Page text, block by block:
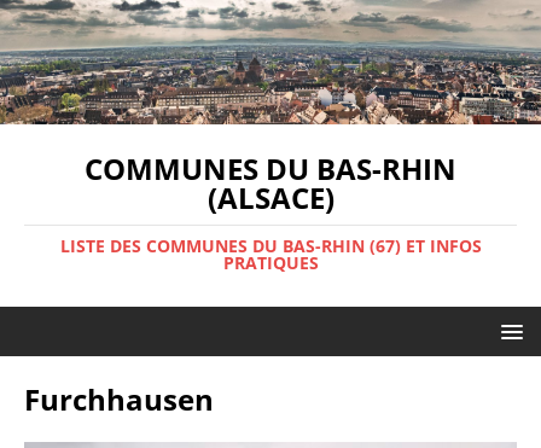
COMMUNES DU BAS-RHIN
(ALSACE)
LISTE DES COMMUNES DU BAS-RHIN (67) ET INFOS
PRATIQUES
Furchhausen